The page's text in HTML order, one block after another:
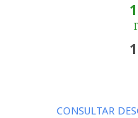
CONSULTAR